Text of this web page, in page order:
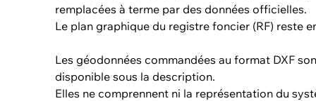
remplacées à terme par des données officielles.
Le plan graphique du registre foncier (RF) reste
Les géodonnées commandées au format DXF
disponible sous la description.
Elles ne comprennent ni la représentation du